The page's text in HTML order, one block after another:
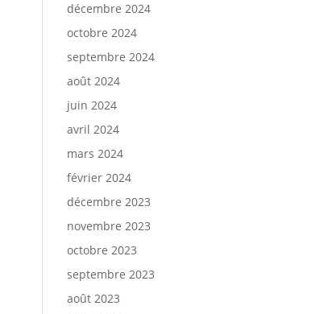
décembre 2024
octobre 2024
septembre 2024
août 2024
juin 2024
avril 2024
mars 2024
février 2024
décembre 2023
novembre 2023
octobre 2023
septembre 2023
août 2023